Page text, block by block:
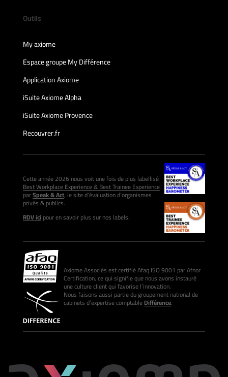
Outils
My axiome
Espace groupe My Différence
Application Axiome
iSuite Axiome Alpha
iSuite Axiome Provence
Recouvrer.fr
Cette année 2026 nous voit une fois de plus labellisé
Best Workplace Experience & Best Trainee Experience
parSpeak & Act, le site d’évaluation d’organismes
privés & publics.
RDV icipour en savoir plus sur nos labels.
Axiome Associés est certifié Afaq ISO 9001 par Afnor
Certification, ce qui signifie que nous avons instauré
une culture client qui favorise l’innovation.
Nous faisons aussi partie du groupement national de
cabinets d’expertise comptableDifférence.